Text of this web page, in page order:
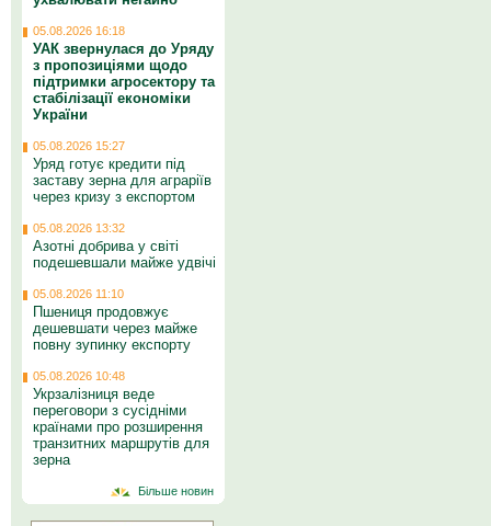
05.08.2026 16:18
УАК звернулася до Уряду
з пропозиціями щодо
підтримки агросектору та
стабілізації економіки
України
05.08.2026 15:27
Уряд готує кредити під
заставу зерна для аграріїв
через кризу з експортом
05.08.2026 13:32
Азотні добрива у світі
подешевшали майже удвічі
05.08.2026 11:10
Пшениця продовжує
дешевшати через майже
повну зупинку експорту
05.08.2026 10:48
Укрзалізниця веде
переговори з сусідніми
країнами про розширення
транзитних маршрутів для
зерна
Більше новин